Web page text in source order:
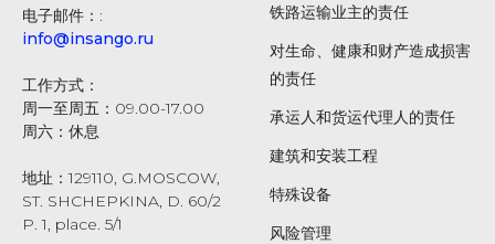
电子邮件：:
info@insango.ru
工作方式：
周一至周五：09.00-17.00
周六：休息
地址：129110, G.MOSCOW,
ST. SHCHEPKINA, D. 60/2
P. 1, place. 5/1
铁路运输业主的责任
对生命、健康和财产造成损害
的责任
承运人和货运代理人的责任
建筑和安装工程
特殊设备
风险管理